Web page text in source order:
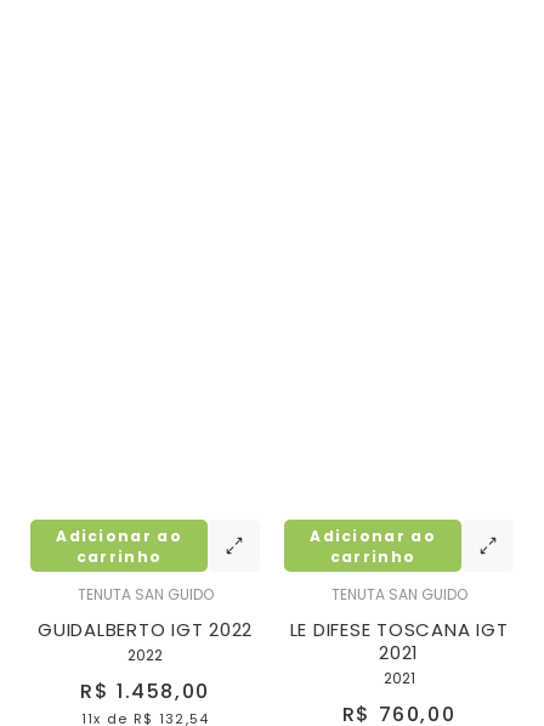
TENUTA SAN GUIDO
GUIDALBERTO IGT 2022
2022
R$ 1.458,00
11x de R$ 132,54
Adicionar ao
carrinho
TENUTA SAN GUIDO
LE DIFESE TOSCANA IGT
2021
2021
R$ 760,00
Adicionar ao
carrinho